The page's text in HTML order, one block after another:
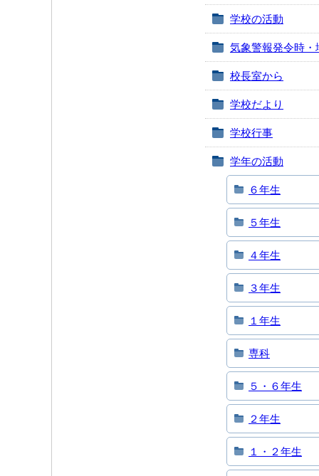
学校の活動
気象警報発令時
校長室から
学校だより
学校行事
学年の活動
６年生
５年生
４年生
３年生
１年生
専科
５・６年生
２年生
１・２年生